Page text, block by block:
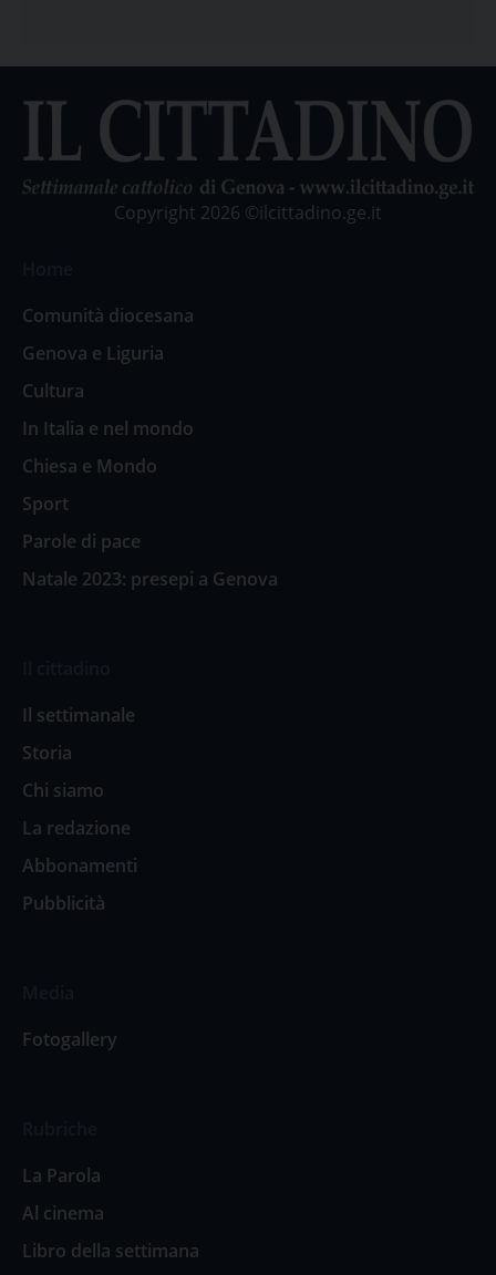
Copyright 2026 ©ilcittadino.ge.it
Comunità diocesana
Genova e Liguria
Cultura
In Italia e nel mondo
Chiesa e Mondo
Sport
Parole di pace
Natale 2023: presepi a Genova
Il settimanale
Storia
Chi siamo
La redazione
Abbonamenti
Pubblicità
Fotogallery
La Parola
Al cinema
Libro della settimana